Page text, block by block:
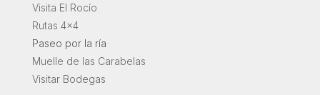
Visita El Rocío
Rutas 4×4
Paseo por la ría
Muelle de las Carabelas
Visitar Bodegas